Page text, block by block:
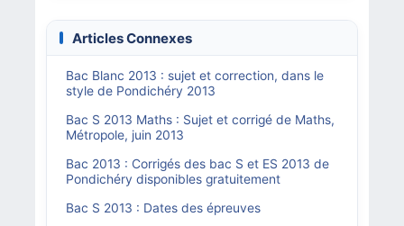
Articles Connexes
Bac Blanc 2013 : sujet et correction, dans le
style de Pondichéry 2013
Bac S 2013 Maths : Sujet et corrigé de Maths,
Métropole, juin 2013
Bac 2013 : Corrigés des bac S et ES 2013 de
Pondichéry disponibles gratuitement
Bac S 2013 : Dates des épreuves